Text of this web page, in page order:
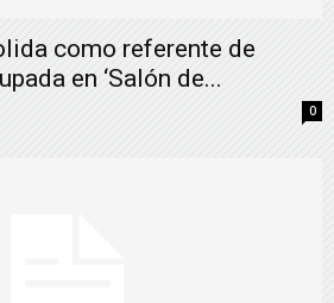
como referente de
en ‘Salón de...
0